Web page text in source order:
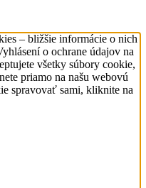
– bližšie informácie o nich
o ochrane údajov na
všetky súbory cookie,
priamo na našu webovú
spravovať sami, kliknite na